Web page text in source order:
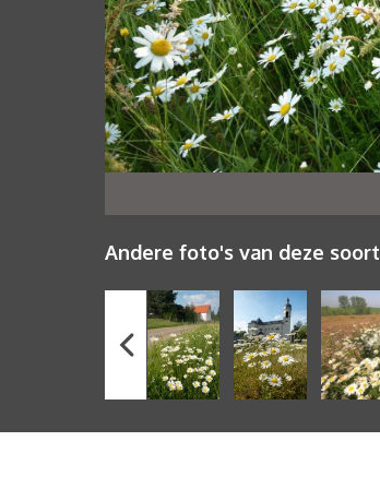
Andere foto's van deze soort